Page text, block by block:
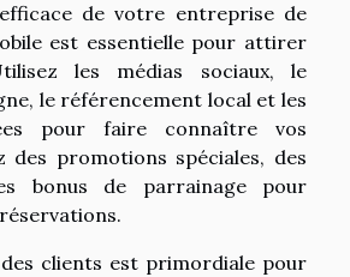
de votre entreprise de
est essentielle pour attirer
les médias sociaux, le
le référencement local et les
pour faire connaître vos
des promotions spéciales, des
bonus de parrainage pour
clients est primordiale pour